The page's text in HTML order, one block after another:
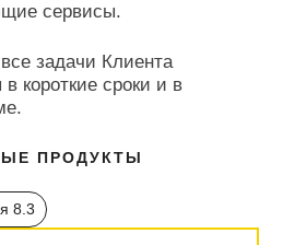
сервисы.
задачи Клиента
короткие сроки и в
ПРОДУКТЫ
8.3